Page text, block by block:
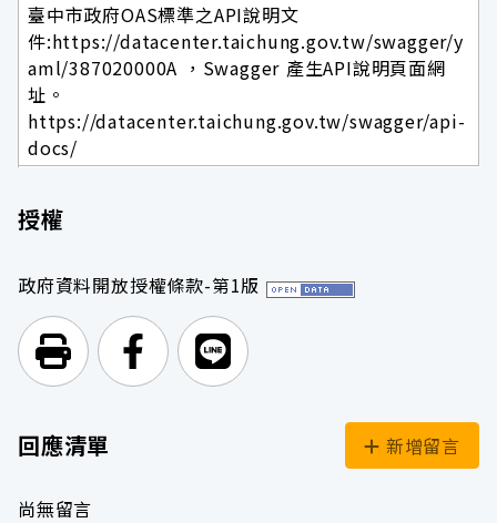
臺中市政府OAS標準之API說明文
件:https://datacenter.taichung.gov.tw/swagger/y
aml/387020000A ，Swagger 產生API說明頁面網
址。
https://datacenter.taichung.gov.tw/swagger/api-
docs/
授權
政府資料開放授權條款-第1版
列印頁面前往Facebook
前往Line
回應清單 新增留言
尚無留言